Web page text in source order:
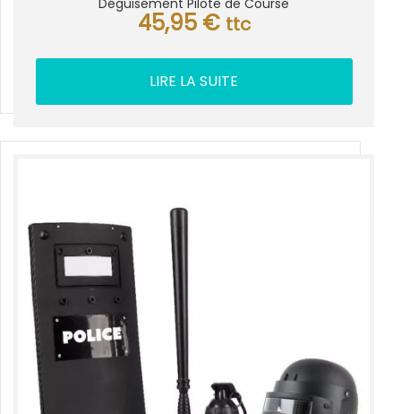
Déguisement Pilote de Course
45,95 € ttc
LIRE LA SUITE